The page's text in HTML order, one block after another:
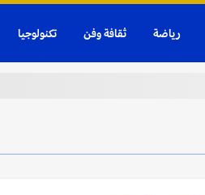
رياضة ثقافة وفن تكنولوجيا